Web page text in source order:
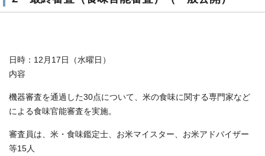
日時：12月17日（水曜日）
内容
機器審査を通過した30点について、米の食味に関する専門家など
による食味官能審査を実施。
審査員は、米・食味鑑定士、お米マイスター、お米アドバイザー
等15人